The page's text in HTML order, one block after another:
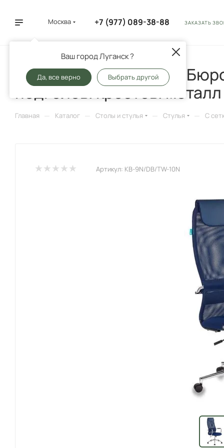
Москва
Ваш город Луганск ?
Да, все верно Выбрать другой
+7 (977) 089-38-88 ЗАКАЗАТЬ
Кресло руководителя
подголов. крестов.
Главная — Каталог — Столы и стулья — Стулья — С
Артикул: KB-9N/DB/TW-10N